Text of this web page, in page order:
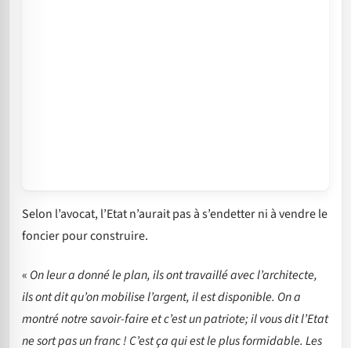
Selon l’avocat, l’Etat n’aurait pas à s’endetter ni à vendre le
foncier pour construire.
« On leur a donné le plan, ils ont travaillé avec l’architecte,
ils ont dit qu’on mobilise l’argent, il est disponible. On a
montré notre savoir-faire et c’est un patriote; il vous dit l’Etat
ne sort pas un franc ! C’est ça qui est le plus formidable. Les